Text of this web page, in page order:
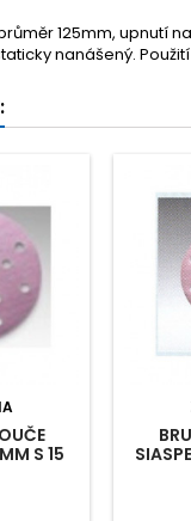
125mm, upnutí
nanášený.
S 15